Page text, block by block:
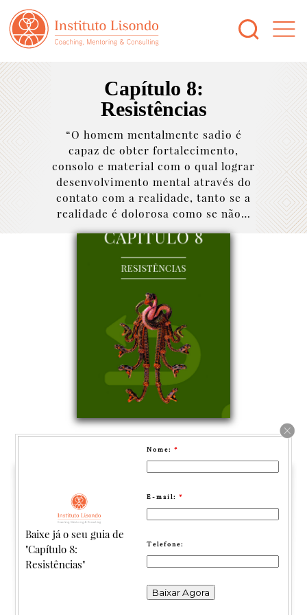
Capítulo 8:
Resistências
“O homem mentalmente sadio é
capaz de obter fortalecimento,
consolo e material com o qual lograr
desenvolvimento mental através do
contato com a realidade, tanto se a
realidade é dolorosa como se não…
Baixe já o seu guia de
"Capítulo 8:
Resistências"
Nome:*
E-mail:*
Telefone: